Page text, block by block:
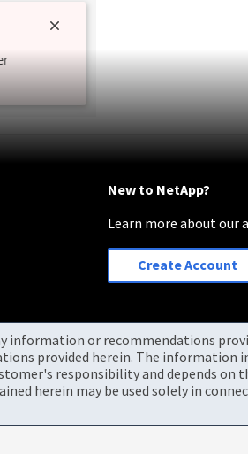
New to NetApp?
Learn more about our
Create Account
information or recommendations
provided herein. The information
responsibility and depends on
herein may be used solely in